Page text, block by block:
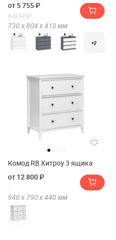
от 5 755 ₽
6 032 ₽
730 х804 х410 мм
+2
Комод RB Хитроу 3 ящика
от 12 800 ₽
940 х 790 х440 мм